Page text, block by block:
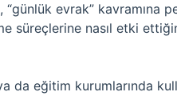
evrak” kavramına
süreçlerine nasıl etki
da eğitim kurumlarında